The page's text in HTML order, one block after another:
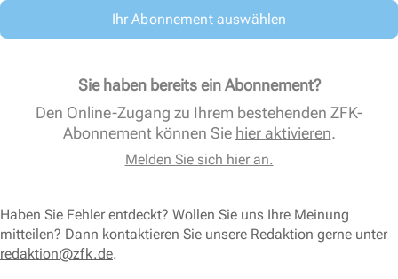
Ihr Abonnement auswählen
Sie haben bereits ein Abonnement?
Den Online-Zugang zu Ihrem bestehenden ZFK-
Abonnement können Sie hier aktivieren.
Melden Sie sich hier an.
Haben Sie Fehler entdeckt? Wollen Sie uns Ihre Meinung
mitteilen? Dann kontaktieren Sie unsere Redaktion gerne unter
redaktion@zfk.de.